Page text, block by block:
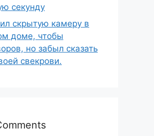
секунду
скрытую камеру в
доме, чтобы
но забыл сказать
свекрови.